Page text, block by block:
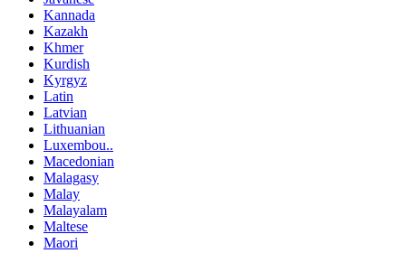
Kannada
Kazakh
Khmer
Kurdish
Kyrgyz
Latin
Latvian
Lithuanian
Luxembou..
Macedonian
Malagasy
Malay
Malayalam
Maltese
Maori